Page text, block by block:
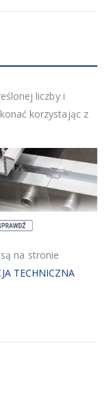
liczby i
korzystając z
na stronie
TECHNICZNA